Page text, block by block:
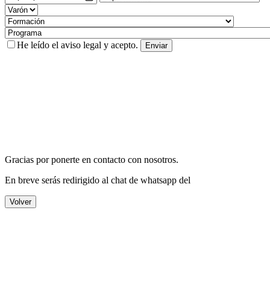
He leído el aviso legal y acepto.
Gracias por ponerte en contacto con nosotros.
En breve serás redirigido al chat de whatsapp del
Volver